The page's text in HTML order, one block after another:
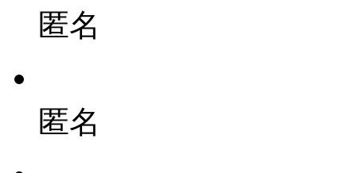
匿名
匿名